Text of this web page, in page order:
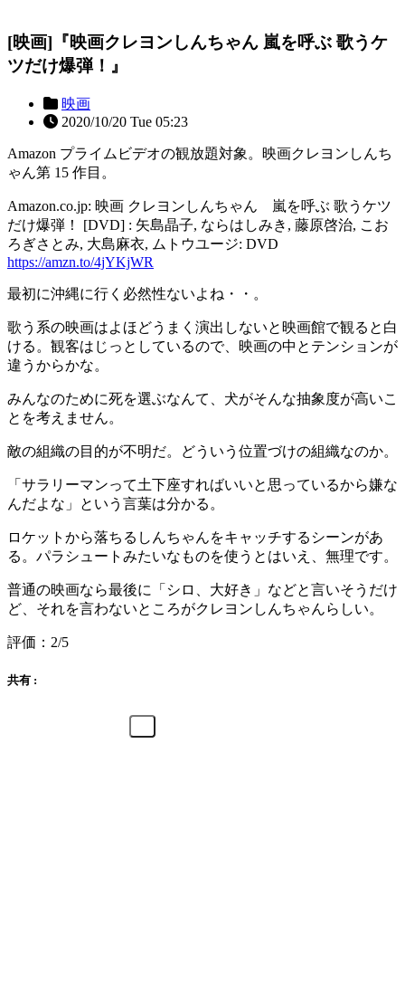
[映画]『映画クレヨンしんちゃん 嵐を呼ぶ 歌うケ
ツだけ爆弾！』
映画
2020/10/20 Tue 05:23
Amazon プライムビデオの観放題対象。映画クレヨンしんち
ゃん第 15 作目。
Amazon.co.jp: 映画 クレヨンしんちゃん 嵐を呼ぶ 歌うケツ
だけ爆弾！ [DVD] : 矢島晶子, ならはしみき, 藤原啓治, こお
ろぎさとみ, 大島麻衣, ムトウユージ: DVD
https://amzn.to/4jYKjWR
最初に沖縄に行く必然性ないよね・・。
歌う系の映画はよほどうまく演出しないと映画館で観ると白
ける。観客はじっとしているので、映画の中とテンションが
違うからかな。
みんなのために死を選ぶなんて、犬がそんな抽象度が高いこ
とを考えません。
敵の組織の目的が不明だ。どういう位置づけの組織なのか。
「サラリーマンって土下座すればいいと思っているから嫌な
んだよな」という言葉は分かる。
ロケットから落ちるしんちゃんをキャッチするシーンがあ
る。パラシュートみたいなものを使うとはいえ、無理です。
普通の映画なら最後に「シロ、大好き」などと言いそうだけ
ど、それを言わないところがクレヨンしんちゃんらしい。
評価：2/5
共有 :